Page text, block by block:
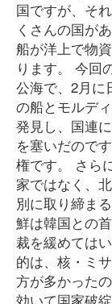
国ですが、そ
くさんの国が
船が洋上で物
ります。 今回
公海で、2月に
の船とモルデ
発見し、国連
を塞いだので
権です。 さら
家ではなく、
別に取り締ま
鮮は韓国との
裁を緩めては
的は、核・ミ
方が多かった
効いて国家破